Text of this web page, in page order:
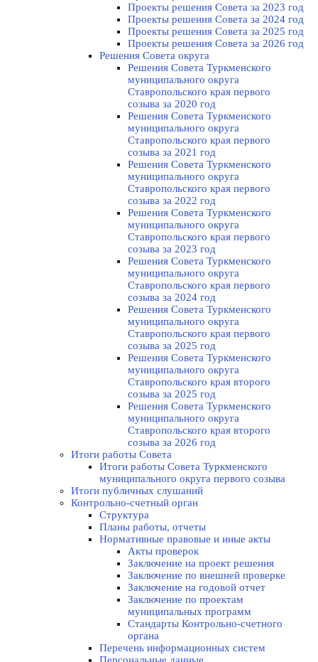
Проекты решения Cовета за 2023 год
Проекты решения Совета за 2024 год
Проекты решения Совета за 2025 год
Проекты решения Совета за 2026 год
Решения Совета округа
Решения Совета Туркменского
муниципального округа
Ставропольского края первого
созыва за 2020 год
Решения Совета Туркменского
муниципального округа
Ставропольского края первого
созыва за 2021 год
Решения Совета Туркменского
муниципального округа
Ставропольского края первого
созыва за 2022 год
Решения Совета Туркменского
муниципального округа
Ставропольского края первого
созыва за 2023 год
Решения Совета Туркменского
муниципального округа
Ставропольского края первого
созыва за 2024 год
Решения Совета Туркменского
муниципального округа
Ставропольского края первого
созыва за 2025 год
Решения Совета Туркменского
муниципального округа
Ставропольского края второго
созыва за 2025 год
Решения Совета Туркменского
муниципального округа
Ставропольского края второго
созыва за 2026 год
Итоги работы Совета
Итоги работы Совета Туркменского
муниципального округа первого созыва
Итоги публичных слушаний
Контрольно-счетный орган
Структура
Планы работы, отчеты
Нормативные правовые и иные акты
Акты проверок
Заключение на проект решения
Заключение по внешней проверке
Заключение на годовой отчет
Заключение по проектам
муниципальных программ
Стандарты Контрольно-счетного
органа
Перечень информационных систем